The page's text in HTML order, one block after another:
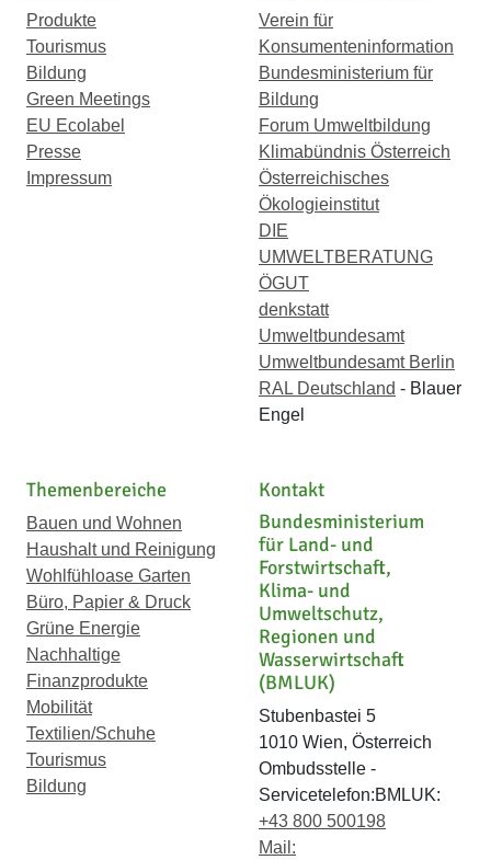
Produkte
Tourismus
Bildung
Green Meetings
EU Ecolabel
Presse
Impressum
Verein für
Konsumenteninformation
Bundesministerium für
Bildung
Forum Umweltbildung
Klimabündnis Österreich
Österreichisches
Ökologieinstitut
DIE
UMWELTBERATUNG
ÖGUT
denkstatt
Umweltbundesamt
Umweltbundesamt Berlin
RAL Deutschland - Blauer
Engel
Themenbereiche
Bauen und Wohnen
Haushalt und Reinigung
Wohlfühloase Garten
Büro, Papier & Druck
Grüne Energie
Nachhaltige
Finanzprodukte
Mobilität
Textilien/Schuhe
Tourismus
Bildung
Kontakt
Bundesministerium
für Land- und
Forstwirtschaft,
Klima- und
Umweltschutz,
Regionen und
Wasserwirtschaft
(BMLUK)
Stubenbastei 5
1010 Wien, Österreich
Ombudsstelle -
Servicetelefon:BMLUK:
+43 800 500198
Mail: